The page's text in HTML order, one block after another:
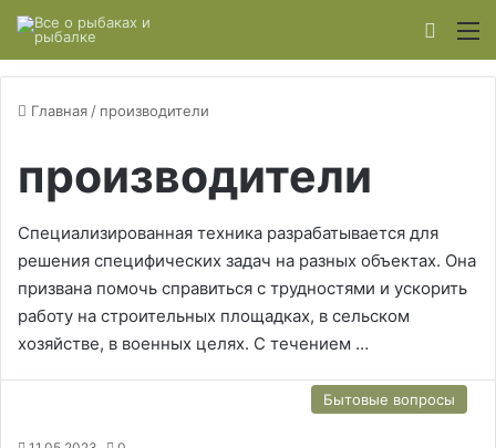
Главная / производители
производители
Специализированная техника разрабатывается для
решения специфических задач на разных объектах. Она
призвана помочь справиться с трудностями и ускорить
работу на строительных площадках, в сельском
хозяйстве, в военных целях. С течением …
Бытовые вопросы